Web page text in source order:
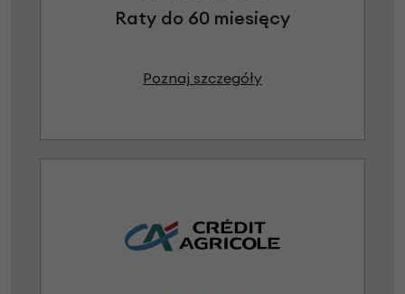
Raty do 60 miesięcy
Poznaj szczegóły